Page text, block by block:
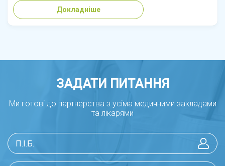
Докладніше
ЗАДАТИ ПИТАННЯ
Ми готові до партнерства з усіма медичними закладами
та лікарями